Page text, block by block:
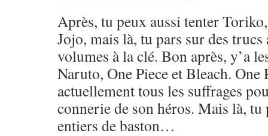
Après, tu peux aussi tenter
Jojo, mais là, tu pars sur des trucs
volumes à la clé. Bon après, y’a
Naruto, One Piece et Bleach. One
actuellement tous les suffrages
connerie de son héros. Mais là,
entiers de baston…